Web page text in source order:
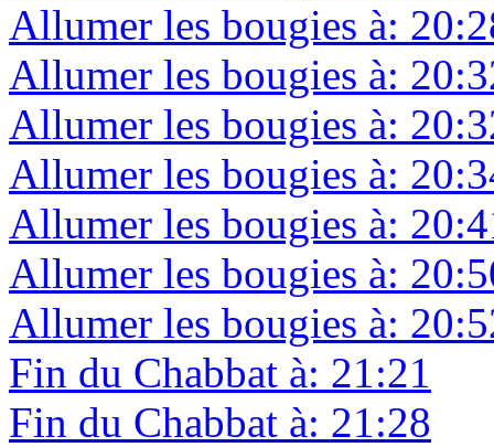
Allumer les bougies à:
Allumer les bougies à:
Allumer les bougies à:
Allumer les bougies à:
Allumer les bougies à:
Allumer les bougies à:
Allumer les bougies à:
Fin du Chabbat à: 21:21
Fin du Chabbat à: 21:28